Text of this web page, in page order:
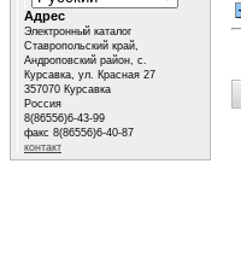
Адрес
Электронный каталог
Ставропольский край,
Андроповский район, с.
Курсавка, ул. Красная 27
357070 Курсавка
Россия
8(86556)6-43-99
факс 8(86556)6-40-87
контакт